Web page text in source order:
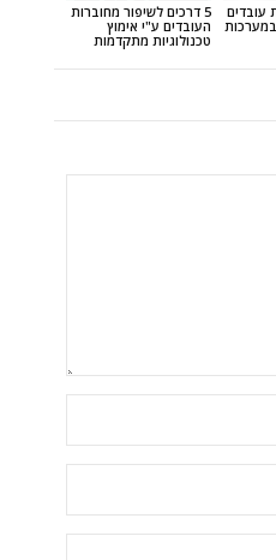
לשיפור מחוברות
ע"י אימוץ
מתקדמות